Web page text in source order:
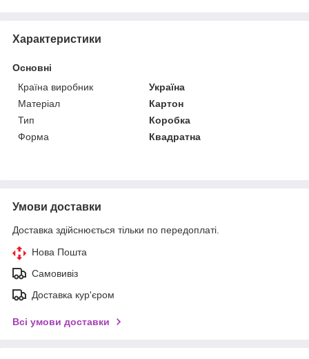
Характеристики
Основні
Країна виробник
Україна
Матеріал
Картон
Тип
Коробка
Форма
Квадратна
Умови доставки
Доставка здійснюється тільки по передоплаті.
Нова Пошта
Самовивіз
Доставка кур'єром
Всі умови доставки